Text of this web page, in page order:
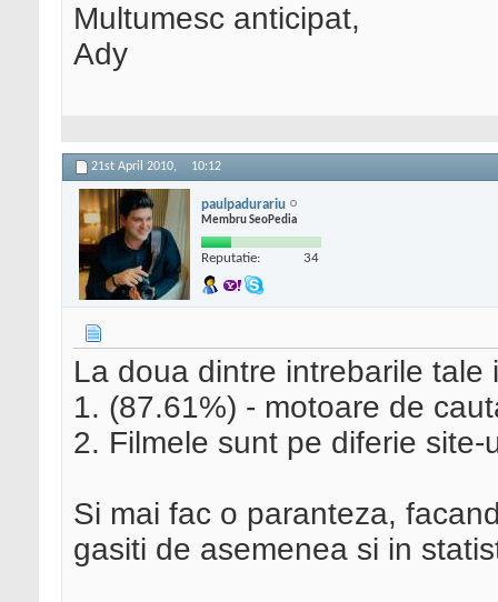
Multumesc anticipat,
Ady
21st April 2010, 10:12
paulpadurariu
Membru SeoPedia
Reputatie: 34
La doua dintre intrebarile tale
1. (87.61%) - motoare de
2. Filmele sunt pe diferie
Si mai fac o paranteza,
gasiti de asemenea si in